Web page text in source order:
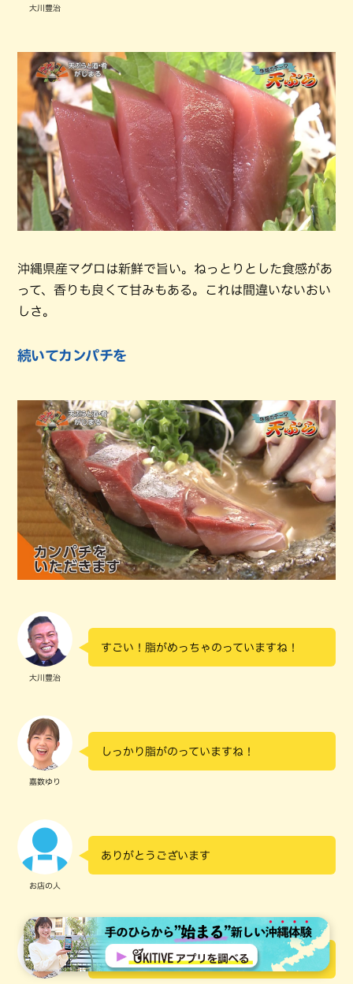
大川豊治
沖縄県産マグロは新鮮で旨い。ねっとりとした食感があ
って、香りも良くて甘みもある。これは間違いないおい
しさ。
続いてカンパチを
大川豊治
すごい！脂がめっちゃのっていますね！
嘉数ゆり
しっかり脂がのっていますね！
お店の人
ありがとうございます
おいしい！